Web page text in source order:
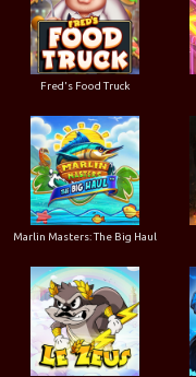
Fred's Food Truck
Marlin Masters: The Big Haul